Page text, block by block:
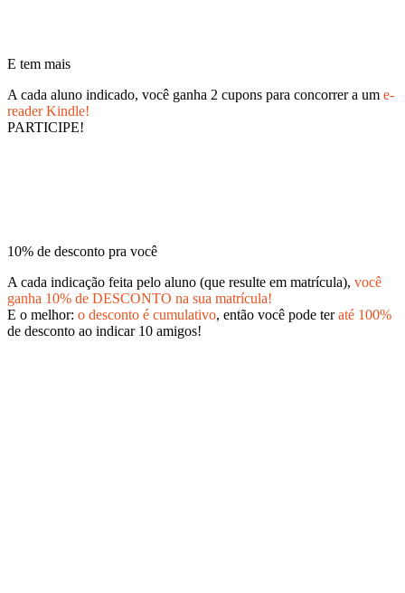
E tem mais
A cada aluno indicado, você ganha 2 cupons para concorrer a um e-
reader Kindle!
PARTICIPE!
10% de desconto pra você
A cada indicação feita pelo aluno (que resulte em matrícula), você
ganha 10% de DESCONTO na sua matrícula!
E o melhor: o desconto é cumulativo, então você pode teraté 100%
de desconto ao indicar 10 amigos!